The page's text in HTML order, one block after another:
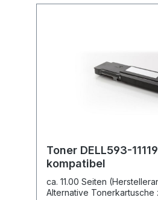
Toner DELL593-
kompatibel
ca. 11.00 Seiten
Alternative Tonerkartusche